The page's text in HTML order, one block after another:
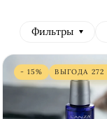
Фильтры
- 15% ВЫГОДА 272